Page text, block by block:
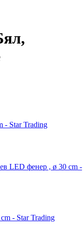
- Star Trading
LED фенер , ø 30 cm -
- Star Trading